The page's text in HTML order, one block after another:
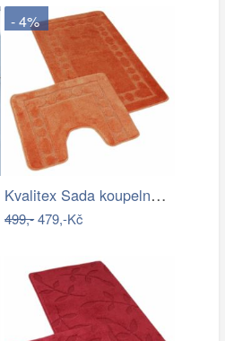
- 4%
Kvalitex Sada koupelnových předložek…
499,-479,-Kč